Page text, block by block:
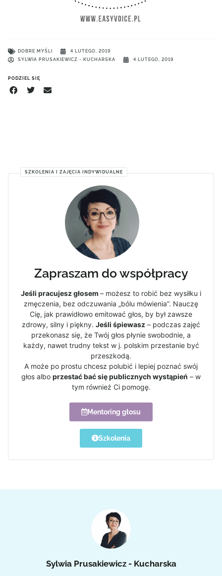
DOBRE MYŚLI
4 LUTEGO, 2019
SYLWIA PRUSAKIEWICZ - KUCHARSKA
4 LUTEGO, 2019
PODZIEL SIĘ
Zapraszam do współpracy
Jeśli pracujesz głosem – możesz to robić bez wysiłku i
zmęczenia, bez odczuwania „bólu mówienia”. Nauczę
Cię, jak prawidłowo emitować głos, by był zawsze
zdrowy, silny i piękny. Jeśli śpiewasz – podczas zajęć
przekonasz się, że Twój głos płynie swobodnie, a
każdy, nawet trudny tekst w j. polskim przestanie być
przeszkodą.
A może po prostu chcesz polubić i lepiej poznać swój
głos albo przestać bać się publicznych wystąpień – w
tym również Ci pomogę.
Mentoring głosu
Szkolenia
SZKOLENIA I ZAJĘCIA INDYWIDUALNE
Sylwia Prusakiewicz - Kucharska